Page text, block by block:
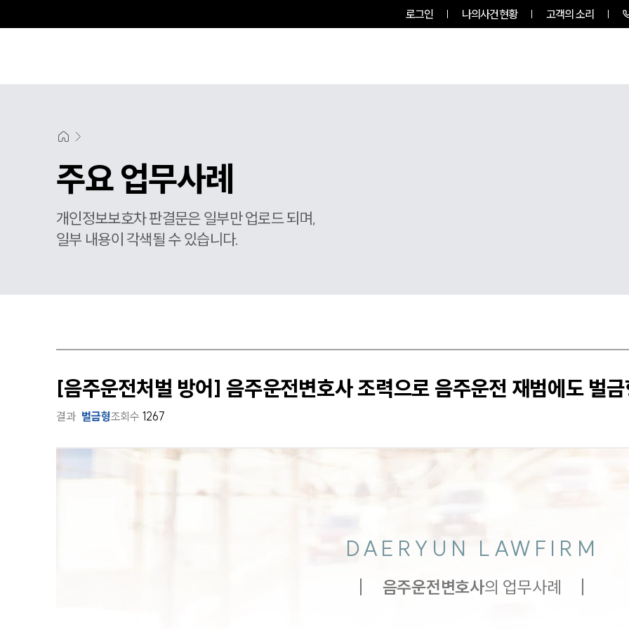
로그인 나의사건현황 고객의 소리
주요 업무사례
개인정보보호차 판결문은 일부만 업로드 되며,
일부 내용이 각색될 수 있습니다.
[음주운전처벌 방어] 음주운전변호사 조력으로 음주운전 재범에도 벌
결과 벌금형조회수 1267
DAERYUN LAWFIRM
음주운전변호사의 업무사례